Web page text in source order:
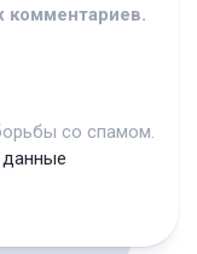
комментариев.
со спамом.
данные